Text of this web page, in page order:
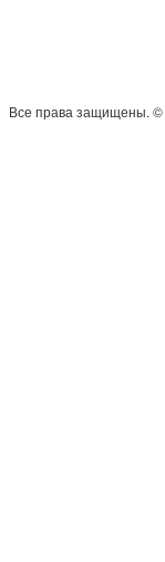
Все права защищены. ©